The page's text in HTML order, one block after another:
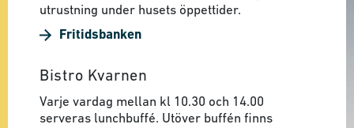
utrustning under husets öppettider.
Fritidsbanken
Bistro Kvarnen
Varje vardag mellan kl 10.30 och 14.00
serveras lunchbuffé. Utöver buffén finns